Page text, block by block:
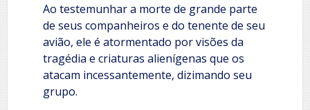
Ao testemunhar a morte de grande parte
de seus companheiros e do tenente de seu
avião, ele é atormentado por visões da
tragédia e criaturas alienígenas que os
atacam incessantemente, dizimando seu
grupo.